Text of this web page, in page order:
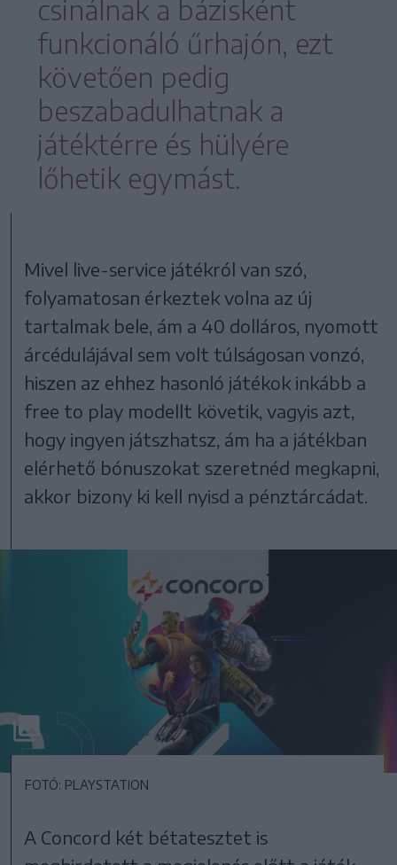
csinálnak a bázisként
funkcionáló űrhajón, ezt
követően pedig
beszabadulhatnak a
játéktérre és hülyére
lőhetik egymást.
Mivel live-service játékról van szó,
folyamatosan érkeztek volna az új
tartalmak bele, ám a 40 dolláros, nyomott
árcédulájával sem volt túlságosan vonzó,
hiszen az ehhez hasonló játékok inkább a
free to play modellt követik, vagyis azt,
hogy ingyen játszhatsz, ám ha a játékban
elérhető bónuszokat szeretnéd megkapni,
akkor bizony ki kell nyisd a pénztárcádat.
FOTÓ: PLAYSTATION
A Concord két bétatesztet is